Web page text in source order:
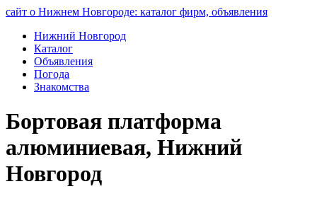
сайт о Нижнем Новгороде: каталог фирм, объявления
Нижний Новгород
Каталог
Объявления
Погода
Знакомства
Бортовая платформа
алюминиевая, Нижний
Новгород